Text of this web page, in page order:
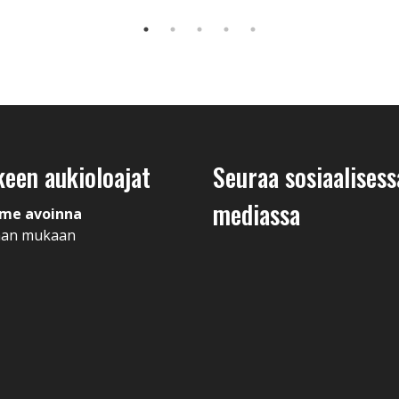
aukioloajat
avoinna
mukaan
Seuraa
mediassa